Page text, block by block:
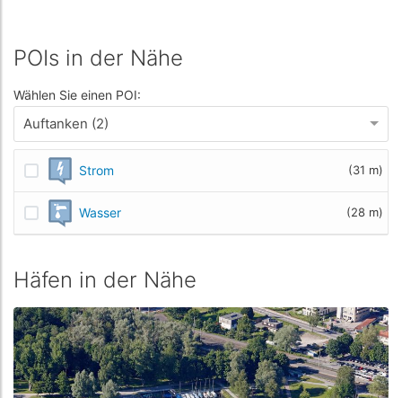
POIs in der Nähe
Wählen Sie einen POI:
Auftanken (2)
Strom (31 m)
Wasser (28 m)
Häfen in der Nähe